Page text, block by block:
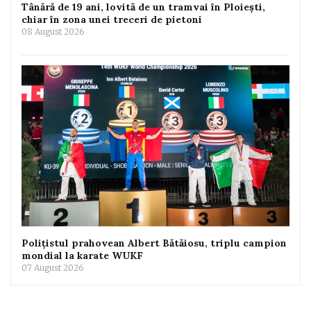
Tânără de 19 ani, lovită de un tramvai în Ploiești,
chiar în zona unei treceri de pietoni
08 August 2026
Polițistul prahovean Albert Bătăiosu, triplu campion
mondial la karate WUKF
07 August 2026